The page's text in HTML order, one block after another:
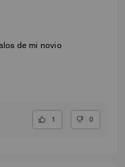
de mi novio
1 0